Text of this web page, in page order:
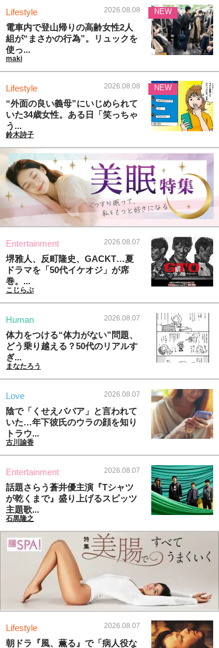
Lifestyle 2026.08.08
電車内で登山帰りの高齢女性2人
組が“まさかの行為”。リュックを
使っ...
maki
NEW
Lifestyle 2026.08.08
“外面の良い義母”にいじめられて
いた34歳女性。ある日「笑っちゃ
う...
鈴木詩子
NEW
Entertainment 2026.08.07
堺雅人、反町隆史、GACKT…夏
ドラマを「50代イケオジ」が席
巻。...
こじらぶ
Human 2026.08.07
体力をつける“体力がない”問題、
どう乗り越える？50代のリアルす
ぎ...
まなたろう
Love 2026.08.07
陰で「くせえババア」と言われて
いた…年下彼氏のウラの顔を知り
トラウ...
古川諭香
Entertainment 2026.08.07
話題さらう蒼井優主演『Tシャツ
が乾くまで』盛り上げるスピッツ
主題歌...
石黒隆之
Lifestyle 2026.08.07
朝ドラ『風、薫る』で「病人役な